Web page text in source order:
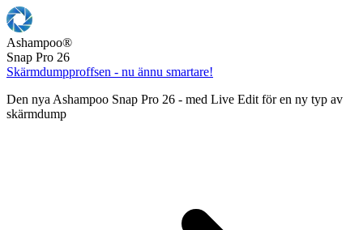
Ashampoo®
Snap Pro 26
Skärmdumpproffsen - nu ännu smartare!
Den nya Ashampoo Snap Pro 26 - med Live Edit för en ny typ av
skärmdump